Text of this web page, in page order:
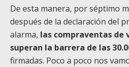
De esta manera, por séptimo
después de la declaración del
alarma, las compraventas de
superan la barrera de las
firmadas. Poco a poco nos